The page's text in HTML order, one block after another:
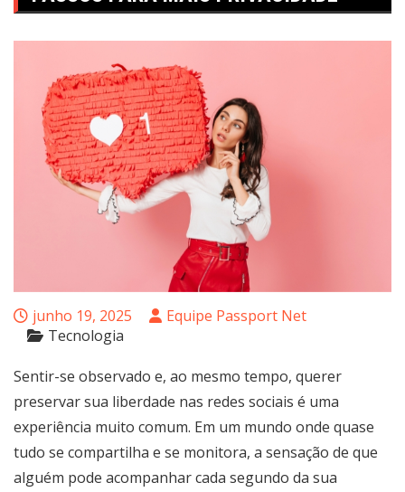
junho 19, 2025
Equipe Passport Net
Tecnologia
Sentir-se observado e, ao mesmo tempo, querer
preservar sua liberdade nas redes sociais é uma
experiência muito comum. Em um mundo onde quase
tudo se compartilha e se monitora, a sensação de que
alguém pode acompanhar cada segundo da sua